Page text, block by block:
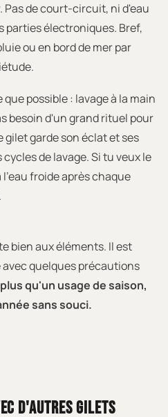
Pas de court-circuit, ni d'eau
parties électroniques. Bref,
ou en bord de mer par
possible : lavage à la main
besoin d'un grand rituel pour
gilet garde son éclat et ses
de lavage. Si tu veux le
froide après chaque
bien aux éléments. Il est
quelques précautions
qu'un usage de saison,
sans souci.
D'AUTRES GILETS